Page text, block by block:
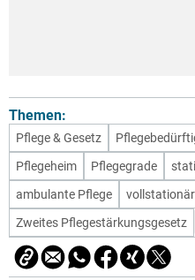
Themen:
Pflege & Gesetz
Pflegeheim
Pflegegrade
ambulante Pflege
Zweites Pflegestärkungsgesetz